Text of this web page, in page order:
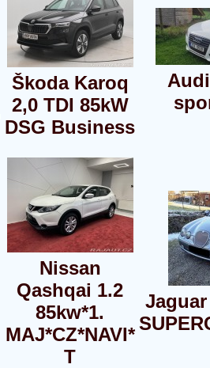
Škoda Karoq
2,0 TDI 85kW
DSG Business
Nissan
Qashqai 1.2
85kw*1.
MAJ*CZ*NAVI*
T
Jaguar